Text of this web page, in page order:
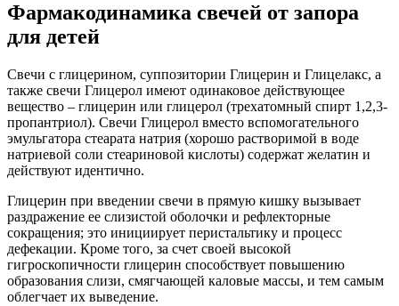
Фармакодинамика свечей от запора
для детей
Свечи с глицерином, суппозитории Глицерин и Глицелакс, а
также свечи Глицерол имеют одинаковое действующее
вещество – глицерин или глицерол (трехатомный спирт 1,2,3-
пропантриол). Свечи Глицерол вместо вспомогательного
эмульгатора стеарата натрия (хорошо растворимой в воде
натриевой соли стеариновой кислоты) содержат желатин и
действуют идентично.
Глицерин при введении свечи в прямую кишку вызывает
раздражение ее слизистой оболочки и рефлекторные
сокращения; это инициирует перистальтику и процесс
дефекации. Кроме того, за счет своей высокой
гигроскопичности глицерин способствует повышению
образования слизи, смягчающей каловые массы, и тем самым
облегчает их выведение.